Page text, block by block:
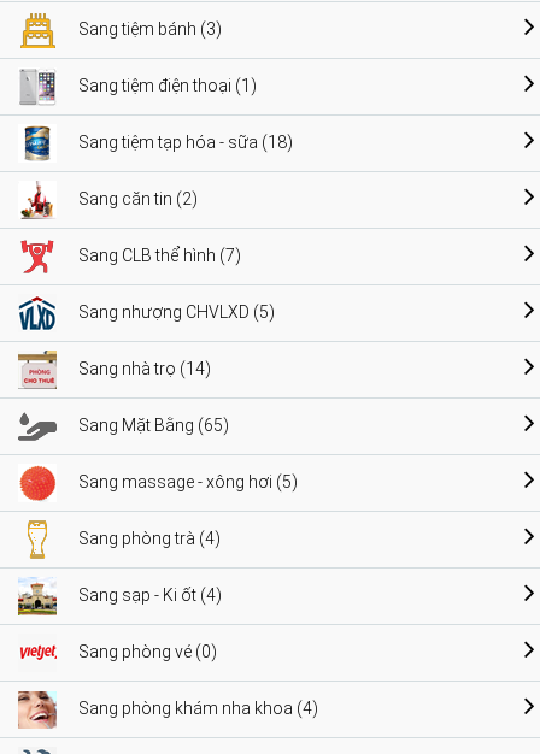
Sang tiệm bánh (3)
Sang tiệm điện thoại (1)
Sang tiệm tạp hóa - sữa (18)
Sang căn tin (2)
Sang CLB thể hình (7)
Sang nhượng CHVLXD (5)
Sang nhà trọ (14)
Sang Mặt Bằng (65)
Sang massage - xông hơi (5)
Sang phòng trà (4)
Sang sạp - Ki ốt (4)
Sang phòng vé (0)
Sang phòng khám nha khoa (4)